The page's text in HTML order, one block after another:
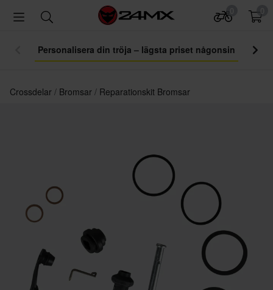
Personalisera din tröja – lägsta priset någonsin
Crossdelar Bromsar Reparationskit Bromsar